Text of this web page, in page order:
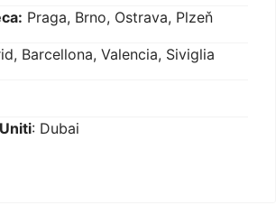
Praga, Brno, Ostrava, Plzeň
Barcellona, Valencia, Siviglia
: Dubai